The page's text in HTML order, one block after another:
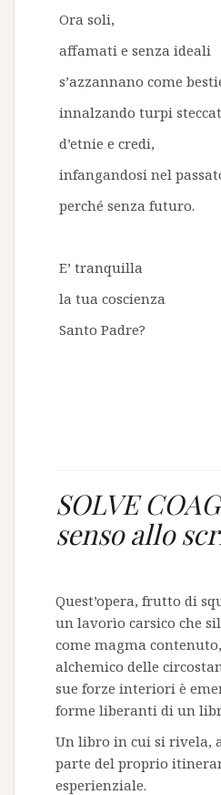
Ora soli,
affamati e senza ideali
s’azzannano come
innalzando turpi
d’etnie e credi,
infangandosi nel
perché senza futuro.
E’ tranquilla
la tua coscienza
Santo Padre?
SOLVE
senso allo
Quest’opera, frutto di
un lavorìo carsico che
come magma
alchemico delle
sue forze interiori è
forme liberanti di un
Un libro in cui si rivela,
parte del proprio
esperienziale.